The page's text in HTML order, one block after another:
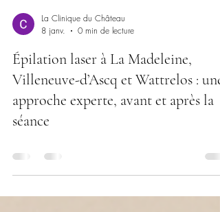
La Clinique du Château
8 janv.
0 min de lecture
Épilation laser à La Madeleine,
Villeneuve-d’Ascq et Wattrelos : une
séance